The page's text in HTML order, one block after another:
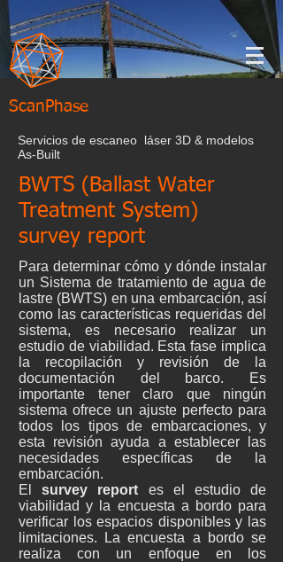
ScanPhase
Servicios de escaneo láser 3D & modelos
As-Built
BWTS (Ballast Water
Treatment System)
survey report
Para determinar cómo y dónde instalar
un Sistema de tratamiento de agua de
lastre (BWTS) en una embarcación, así
como las características requeridas del
sistema, es necesario realizar un
estudio de viabilidad. Esta fase implica
la recopilación y revisión de la
documentación del barco. Es
importante tener claro que ningún
sistema ofrece un ajuste perfecto para
todos los tipos de embarcaciones, y
esta revisión ayuda a establecer las
necesidades específicas de la
embarcación.
Elsurvey report es el estudio de
viabilidad y la encuesta a bordo para
verificar los espacios disponibles y las
limitaciones. La encuesta a bordo se
realiza con un enfoque en los